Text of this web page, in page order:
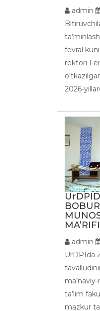
admin
fevral
rektori
2026-
admin
UrDPIda
ta’lim
mazkur